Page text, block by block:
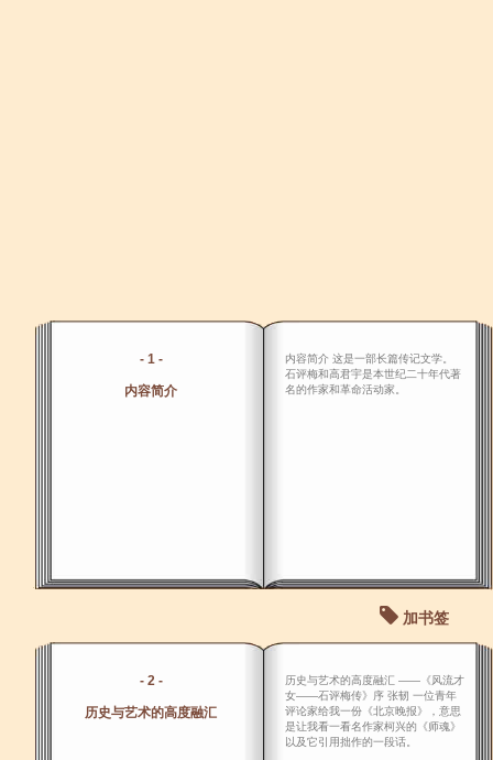
- 1 -
内容简介
内容简介 这是一部长篇传记文学。
石评梅和高君宇是本世纪二十年代著
名的作家和革命活动家。
加书签
- 2 -
历史与艺术的高度融汇
历史与艺术的高度融汇 ――《风流才
女――石评梅传》序 张韧 一位青年
评论家给我一份《北京晚报》，意思
是让我看一看名作家柯兴的《师魂》
以及它引用拙作的一段话。